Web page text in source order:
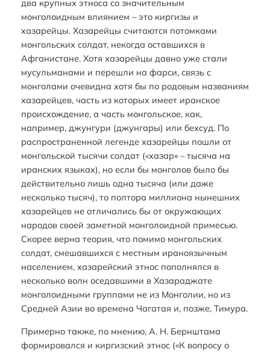
два крупных этноса со значительным
монголоидным влиянием – это киргизы и
хазарейцы. Хазарейцы считаются потомками
монгольских солдат, некогда оставшихся в
Афганистане. Хотя хазарейцы давно уже стали
мусульманами и перешли на фарси, связь с
монголами очевидна хотя бы по родовым названиям
хазарейцев, часть из которых имеет иранское
происхождение, а часть монгольское, как,
например, джунгури (джунгары) или бехсуд. По
распространенной легенде хазарейцы пошли от
монгольской тысячи солдат («хазар» – тысяча на
иранских языках), но если бы монголов было бы
действительно лишь одна тысяча (или даже
несколько тысяч), то полтора миллиона нынешних
хазарейцев не отличались бы от окружающих
народов своей заметной монголоидной примесью.
Скорее верна теория, что помимо монгольских
солдат, смешавшихся с местным ираноязычным
населением, хазарейский этнос пополнялся в
несколько волн оседавшими в Хазараджате
монголоидными группами не из Монголии, но из
Средней Азии во времена Чагатая и, позже, Тимура.
Примерно также, по мнению, А. Н. Бернштама
формировался и киргизский этнос («К вопросу о